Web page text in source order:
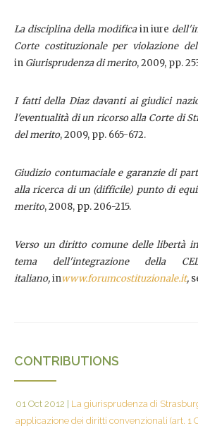
La disciplina della modificain iure
Corte costituzionale per violazione
in Giurisprudenza di merito, 2009, pp.
I fatti della Diaz davanti ai giudici
l'eventualità di un ricorso alla Corte di
del merito, 2009, pp. 665-672.
Giudizio contumaciale e garanzie di
alla ricerca di un (difficile) punto di
merito, 2008, pp. 206-215.
Verso un diritto comune delle libertà
tema dell'integrazione della
italiano,inwww.forumcostituzionale.it,
CONTRIBUTIONS
01 Oct 2012
La giurisprudenza di
applicazione dei diritti convenzionali (art. 1